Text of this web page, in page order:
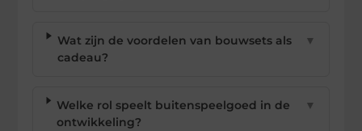
Wat zijn de voordelen van bouwsets als
cadeau?
▼
Welke rol speelt buitenspeelgoed in de
ontwikkeling?
▼